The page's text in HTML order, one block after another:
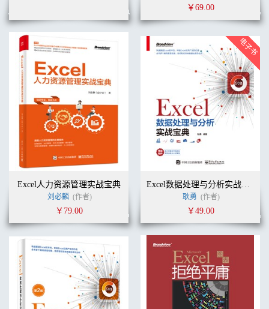
￥69.00
Excel人力资源管理实战宝典
刘必麟 (作者)
￥79.00
Excel数据处理与分析实战宝典
耿勇 (作者)
￥49.00